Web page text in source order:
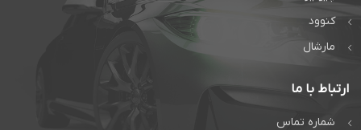
کنوود
مارشال
ارتباط با ما
شماره تماس